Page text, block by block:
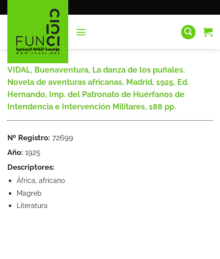
al
VIDAL, Buenaventura, La danza de los puñales.
Novela de aventuras africanas, Madrid, 1925, Ed.
Hernando, Imp. del Patronato de Huérfanos de
Intendencia e Intervención Militares, 188 pp.
Nº Registro: 72699
Año: 1925
Descriptores:
África, africano
Magreb
Literatura